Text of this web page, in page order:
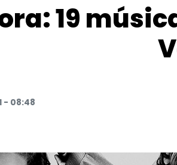
19
- 08:48